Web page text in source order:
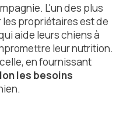
L'un des plus
propriétaires est de
aide leurs chiens à
leur nutrition.
en fournissant
les besoins